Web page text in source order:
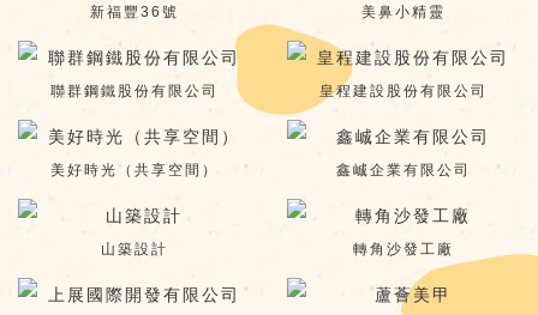
新福豐36號 美鼻小精靈
聯群鋼鐵股份有限公司 皇程建設股份有限公司
美好時光（共享空間） 鑫峸企業有限公司
山築設計 轉角沙發工廠